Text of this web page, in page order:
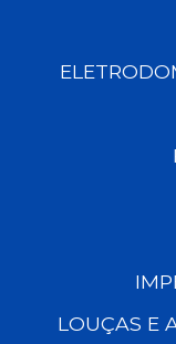
LOUÇAS E